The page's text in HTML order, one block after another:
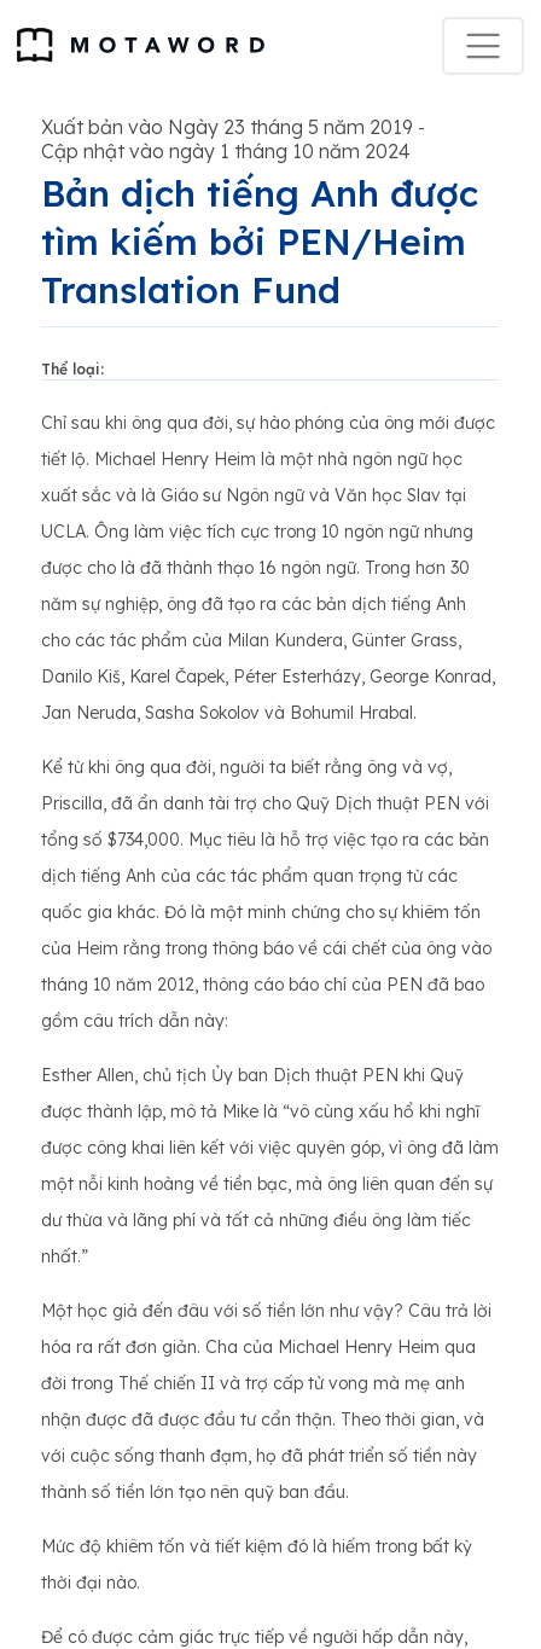
Xuất bản vào Ngày 23 tháng 5 năm 2019 -
Cập nhật vào ngày 1 tháng 10 năm 2024
Bản dịch tiếng Anh được
tìm kiếm bởi PEN/Heim
Translation Fund
Thể loại:
Chỉ sau khi ông qua đời, sự hào phóng của ông mới được
tiết lộ. Michael Henry Heim là một nhà ngôn ngữ học
xuất sắc và là Giáo sư Ngôn ngữ và Văn học Slav tại
UCLA. Ông làm việc tích cực trong 10 ngôn ngữ nhưng
được cho là đã thành thạo 16 ngôn ngữ. Trong hơn 30
năm sự nghiệp, ông đã tạo ra các bản dịch tiếng Anh
cho các tác phẩm của Milan Kundera, Günter Grass,
Danilo Kiš, Karel Čapek, Péter Esterházy, George Konrad,
Jan Neruda, Sasha Sokolov và Bohumil Hrabal.
Kể từ khi ông qua đời, người ta biết rằng ông và vợ,
Priscilla, đã ẩn danh tài trợ cho Quỹ Dịch thuật PEN với
tổng số $734,000. Mục tiêu là hỗ trợ việc tạo ra các bản
dịch tiếng Anh của các tác phẩm quan trọng từ các
quốc gia khác. Đó là một minh chứng cho sự khiêm tốn
của Heim rằng trong thông báo về cái chết của ông vào
tháng 10 năm 2012, thông cáo báo chí của PEN đã bao
gồm câu trích dẫn này:
Esther Allen, chủ tịch Ủy ban Dịch thuật PEN khi Quỹ
được thành lập, mô tả Mike là “vô cùng xấu hổ khi nghĩ
được công khai liên kết với việc quyên góp, vì ông đã làm
một nỗi kinh hoàng về tiền bạc, mà ông liên quan đến sự
dư thừa và lãng phí và tất cả những điều ông làm tiếc
nhất.”
Một học giả đến đâu với số tiền lớn như vậy? Câu trả lời
hóa ra rất đơn giản. Cha của Michael Henry Heim qua
đời trong Thế chiến II và trợ cấp tử vong mà mẹ anh
nhận được đã được đầu tư cẩn thận. Theo thời gian, và
với cuộc sống thanh đạm, họ đã phát triển số tiền này
thành số tiền lớn tạo nên quỹ ban đầu.
Mức độ khiêm tốn và tiết kiệm đó là hiếm trong bất kỳ
thời đại nào.
Để có được cảm giác trực tiếp về người hấp dẫn này,